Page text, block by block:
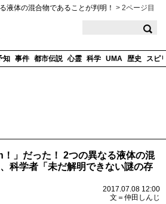
液体の混合物であることが判明！ > 2ページ目
知 事件 都市伝説 心霊 科学 UMA 歴史 スピ
」だった！ 2つの異なる液体の混
科学者「未だ解明できない謎の存
2017.07.08 12:00
文＝仲田しんじ